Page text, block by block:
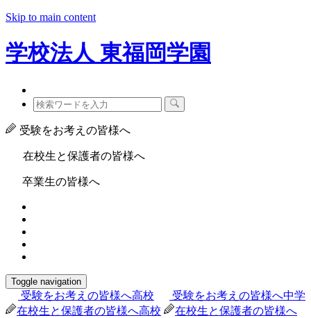
Skip to main content
学校法人 東福岡学園
受験をお考えの皆様へ
在校生と保護者の皆様へ
卒業生の皆様へ
Toggle navigation
受験をお考えの皆様へ高校 受験をお考えの皆様へ中学
在校生と保護者の皆様へ高校
在校生と保護者の皆様へ